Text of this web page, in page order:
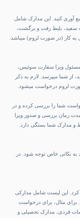
آوری کنید. این مدارک شامل
پس زمینه سفید، بلیط رفت و برگشت،
کار (در صورت لزوم) میباشد.
مسئول ویزا سفارت سوئیس،
از شما میپرسد. لازم به ذکر
صورت لزوم درخواست میشود.
شما را بررسی کرده و در
زمان بررسی و صدور ویزا
مدارک شما بستگی دارد.
به نکاتی خاص توجه شود. در
کرد. این لیست شامل مدارکی
مثال، برای درخواست
فردی، مدارک تحصیلی و